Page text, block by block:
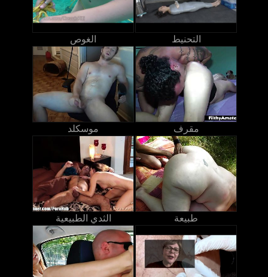
الغوص التحنيط
موسكلد مقرف
الثدي الطبيعية طبيعة